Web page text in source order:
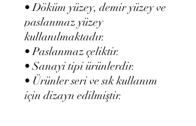
• Döküm yüzey, demir yüzey ve
paslanmaz yüzey
kullanılmaktadır.
• Paslanmaz çeliktir.
• Sanayi tipi ürünlerdir.
• Ürünler seri ve sık kullanım
için dizayn edilmiştir.